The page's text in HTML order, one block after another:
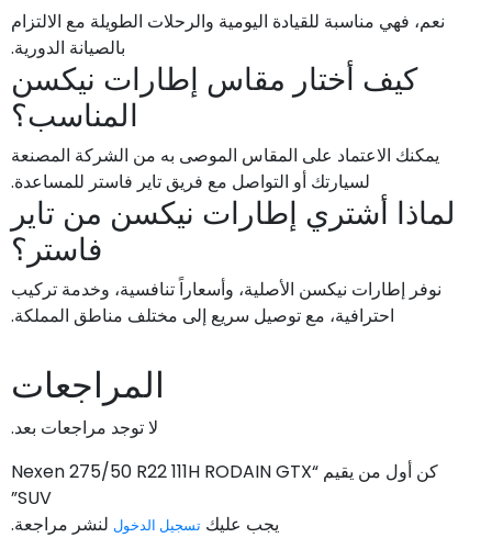
نعم، فهي مناسبة للقيادة اليومية والرحلات الطويلة مع الالتزام
بالصيانة الدورية.
كيف أختار مقاس إطارات نيكسن
المناسب؟
يمكنك الاعتماد على المقاس الموصى به من الشركة المصنعة
لسيارتك أو التواصل مع فريق تاير فاستر للمساعدة.
لماذا أشتري إطارات نيكسن من تاير
فاستر؟
نوفر إطارات نيكسن الأصلية، وأسعاراً تنافسية، وخدمة تركيب
احترافية، مع توصيل سريع إلى مختلف مناطق المملكة.
المراجعات
لا توجد مراجعات بعد.
كن أول من يقيم “Nexen 275/50 R22 111H RODAIN GTX
SUV”
يجب عليك تسجيل الدخول لنشر مراجعة.